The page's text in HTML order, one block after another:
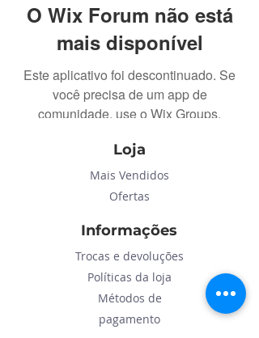
O Wix Forum não está
mais disponível
Este aplicativo foi descontinuado. Se
você precisa de um app de
comunidade, use o Wix Groups.
Loja
Mais Vendidos
Ofertas
Informações
Trocas e devoluções
Políticas da loja
Métodos de
pagamento